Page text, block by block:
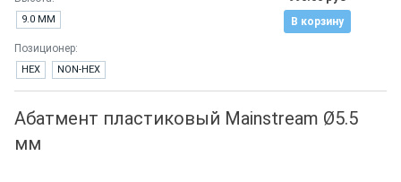
9.0 ММ
Позиционер:
HEX NON-HEX
В корзину
Абатмент пластиковый Mainstream Ø5.5
мм